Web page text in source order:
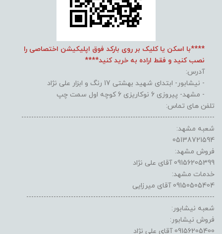
****با اسکن یا کلیک بر روی بارکد فوق اپلیکیشن اختصاصی را
نصب کنید و فقط اراده به خرید کنید****
آدرس:
- نیشابور- ابتدای شهید بهشتی 17 رنگ و ابزار علی نژاد
- مشهد- پیروزی 6 نوکاریزی 6 کوچه اول سمت چپ
تلفن های تماس:
------------------------------------------------------------------------------
شعبه مشهد:
05138721594
فروش مشهد:
09156205399 آقای علی نژاد
خدمات مشهد:
09150505404 آقای میرزایی
----------------------------------------------------------------------------
شعبه نیشابور:
فروش نیشابور:
09156205400 آقای علی نژاد